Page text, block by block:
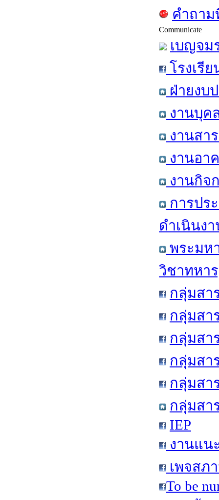
คำถา
Communicate
เบญจม
โรงเรี
ฝ่ายงบ
งานบุค
งานสา
งานอา
งานกิจ
การปร
ดำเนินง
พระมห
วิชาทหา
กลุ่มสา
กลุ่มสา
กลุ่มสา
กลุ่มสา
กลุ่มสา
กลุ่มสา
IEP
งานแน
เพจสภ
To be